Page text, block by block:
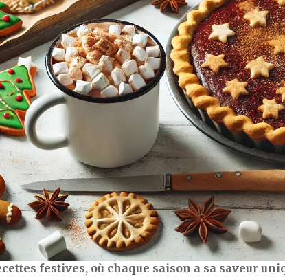
festives, où chaque saison a sa saveur